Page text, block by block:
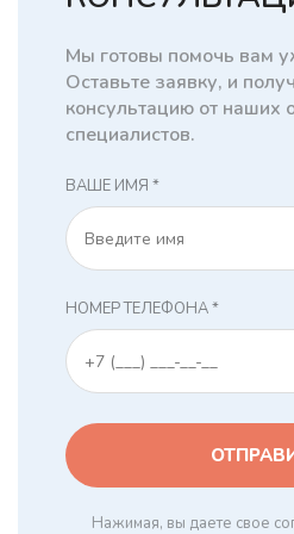
Мы готовы помочь вам
Оставьте заявку, и
консультацию от наших
специалистов.
ВАШЕ ИМЯ *
НОМЕР ТЕЛЕФОНА *
Нажимая, вы даете свое